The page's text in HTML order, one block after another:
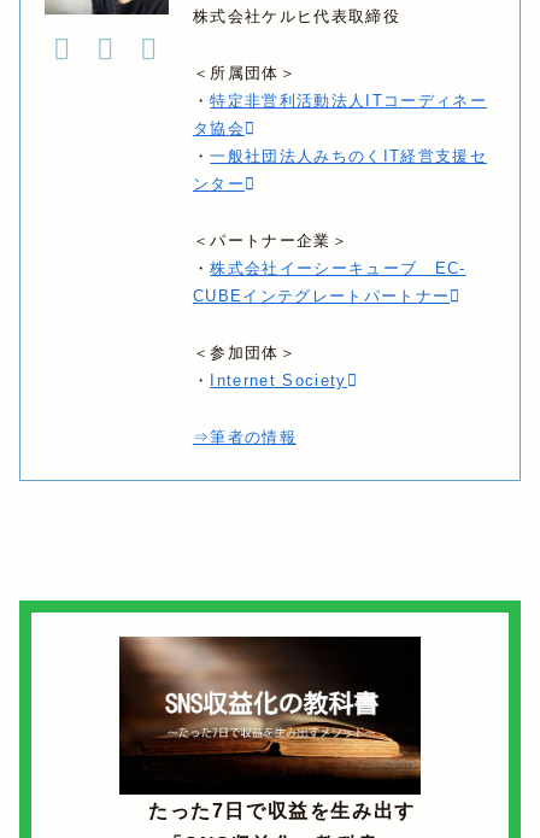
株式会社ケルヒ代表取締役
＜所属団体＞
・特定非営利活動法人ITコーディネー
タ協会
・一般社団法人みちのくIT経営支援セ
ンター
＜パートナー企業＞
・株式会社イーシーキューブ EC-
CUBEインテグレートパートナー
＜参加団体＞
・
Internet Society
⇒筆者の情報
たった7日で収益を生み出す